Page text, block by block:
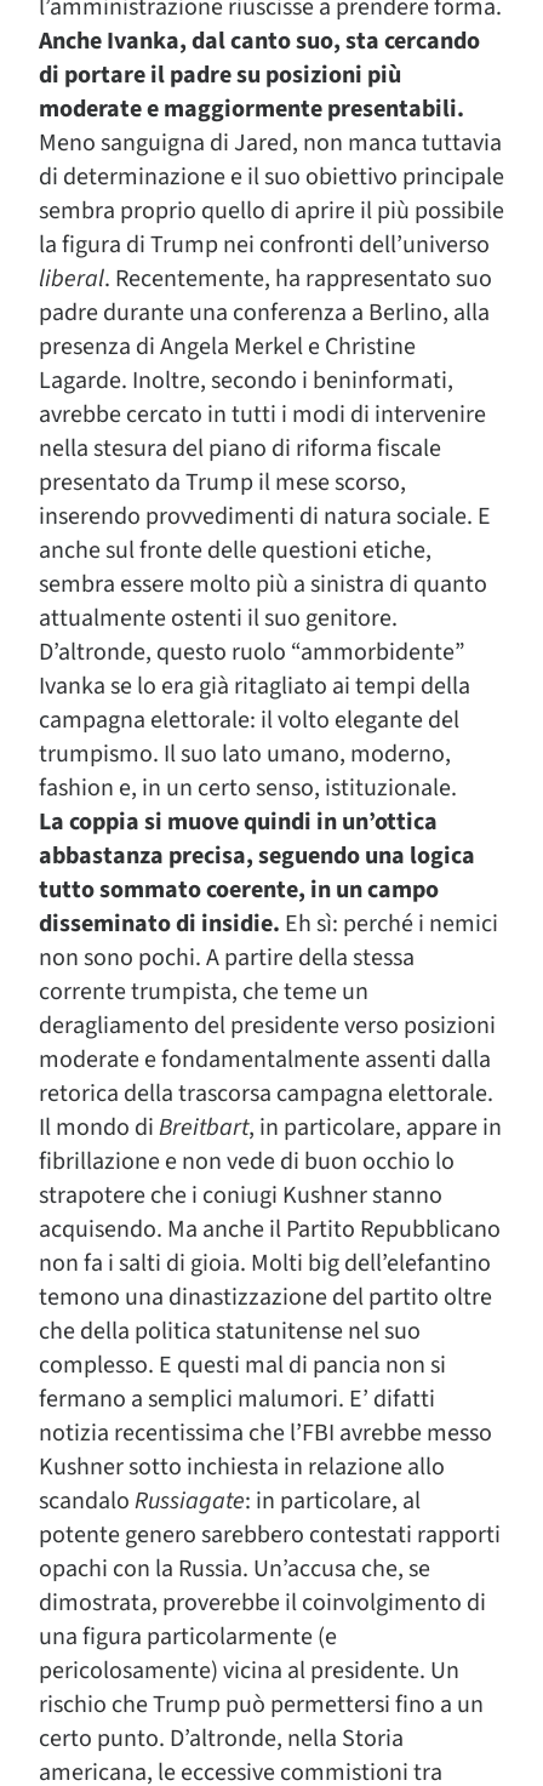
l’amministrazione riuscisse a prendere forma.
Anche Ivanka, dal canto suo, sta cercando
di portare il padre su posizioni più
moderate e maggiormente presentabili.
Meno sanguigna di Jared, non manca tuttavia
di determinazione e il suo obiettivo principale
sembra proprio quello di aprire il più possibile
la figura di Trump nei confronti dell’universo
liberal. Recentemente, ha rappresentato suo
padre durante una conferenza a Berlino, alla
presenza di Angela Merkel e Christine
Lagarde. Inoltre, secondo i beninformati,
avrebbe cercato in tutti i modi di intervenire
nella stesura del piano di riforma fiscale
presentato da Trump il mese scorso,
inserendo provvedimenti di natura sociale. E
anche sul fronte delle questioni etiche,
sembra essere molto più a sinistra di quanto
attualmente ostenti il suo genitore.
D’altronde, questo ruolo “ammorbidente”
Ivanka se lo era già ritagliato ai tempi della
campagna elettorale: il volto elegante del
trumpismo. Il suo lato umano, moderno,
fashion e, in un certo senso, istituzionale.
La coppia si muove quindi in un’ottica
abbastanza precisa, seguendo una logica
tutto sommato coerente, in un campo
disseminato di insidie. Eh sì: perché i nemici
non sono pochi. A partire della stessa
corrente trumpista, che teme un
deragliamento del presidente verso posizioni
moderate e fondamentalmente assenti dalla
retorica della trascorsa campagna elettorale.
Il mondo diBreitbart, in particolare, appare in
fibrillazione e non vede di buon occhio lo
strapotere che i coniugi Kushner stanno
acquisendo. Ma anche il Partito Repubblicano
non fa i salti di gioia. Molti big dell’elefantino
temono una dinastizzazione del partito oltre
che della politica statunitense nel suo
complesso. E questi mal di pancia non si
fermano a semplici malumori. E’ difatti
notizia recentissima che l’FBI avrebbe messo
Kushner sotto inchiesta in relazione allo
scandaloRussiagate: in particolare, al
potente genero sarebbero contestati rapporti
opachi con la Russia. Un’accusa che, se
dimostrata, proverebbe il coinvolgimento di
una figura particolarmente (e
pericolosamente) vicina al presidente. Un
rischio che Trump può permettersi fino a un
certo punto. D’altronde, nella Storia
americana, le eccessive commistioni tra